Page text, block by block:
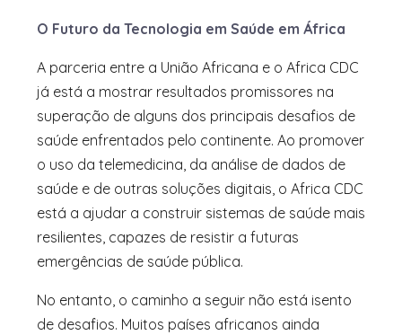
O Futuro da Tecnologia em Saúde em África
A parceria entre a União Africana e o Africa CDC
já está a mostrar resultados promissores na
superação de alguns dos principais desafios de
saúde enfrentados pelo continente. Ao promover
o uso da telemedicina, da análise de dados de
saúde e de outras soluções digitais, o Africa CDC
está a ajudar a construir sistemas de saúde mais
resilientes, capazes de resistir a futuras
emergências de saúde pública.
No entanto, o caminho a seguir não está isento
de desafios. Muitos países africanos ainda